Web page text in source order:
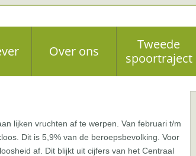
Over ons
Tweede
spoortraject
lijken vruchten af te werpen. Van februari t/m
Dit is 5,9% van de beroepsbevolking. Voor
af. Dit blijkt uit cijfers van het Centraal